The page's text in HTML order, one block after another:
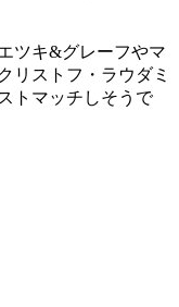
ツキ&グレーフやマ
リストフ・ラウダミ
トマッチしそうで